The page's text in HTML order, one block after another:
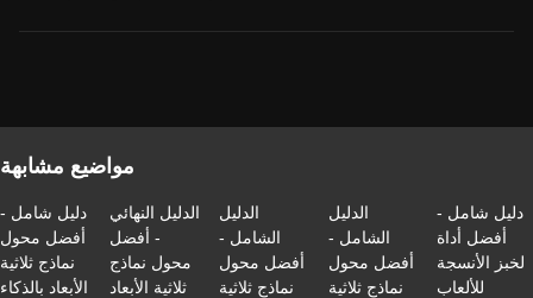
مواضيع مشابهة
دليل شامل -
أفضل محول
نماذج ثلاثية
الأبعاد بالذكاء
الدليل النهائي
- أفضل
محول نماذج
ثلاثية الأبعاد
الدليل
الشامل -
أفضل محول
نماذج ثلاثية
الدليل
الشامل -
أفضل محول
نماذج ثلاثية
دليل شامل -
أفضل أداة
لخبز الأنسجة
للألعاب